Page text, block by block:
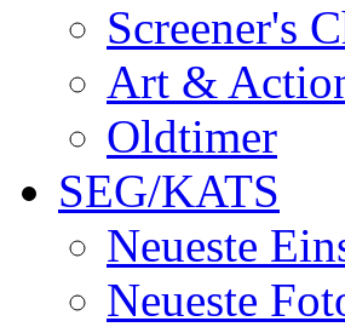
Screener's
Art &
Oldtimer
SEG/KATS
Neueste
Neueste